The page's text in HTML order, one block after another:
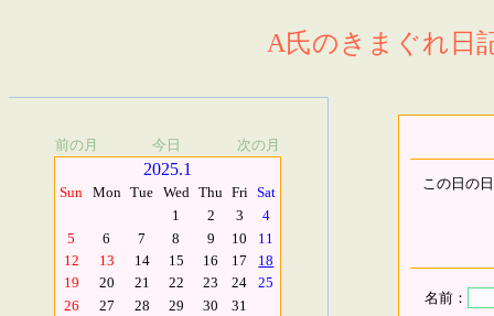
A氏のきまぐれ日
前の月 今日 次の月
2025.1
Sun Mon Tue Wed Thu Fri Sat
1
2 3
4
5
6 7 8 9 10
11
12
13 14 15 16 17
18
19
20 21 22 23 24
25
26
27 28 29 30 31
この日の
名前：